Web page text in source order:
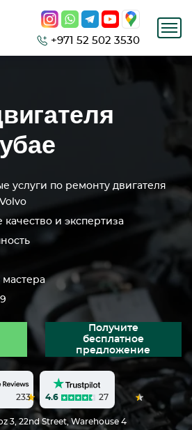
+971 52 502 3530
услуги по ремонту двигателя
и экспертиза
мастера
Получите
бесплатное
предложение
233 4.6 27
3, 22nd Street, Warehouse 4